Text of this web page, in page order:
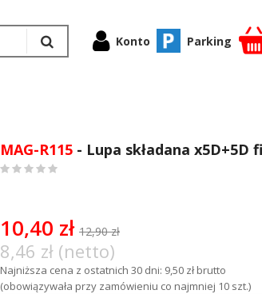
Konto Parking
MAG-R115 - Lupa składana x5D+5D
10,40 zł 12,90 zł
8,46 zł (netto)
Najniższa cena z ostatnich 30 dni: 9,50 zł brutto
(obowiązywała przy zamówieniu co najmniej 10 szt.)